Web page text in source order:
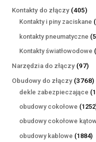
Kontakty do złączy 405405
Kontakty i piny zaciskane
kontakty pneumatyczne
Kontakty światłowodowe
Narzędzia do złączy 9797
Obudowy do złączy 3768
dekle zabezpieczające
obudowy cokołowe 1252
obudowy cokołowe
obudowy kablowe 1884